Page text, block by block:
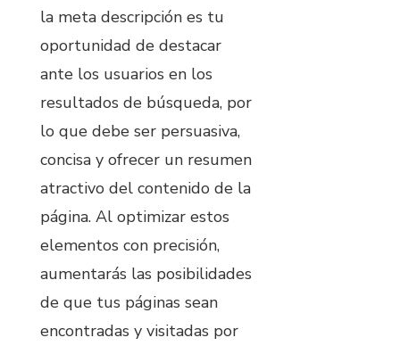
la meta descripción es tu
oportunidad de destacar
ante los usuarios en los
resultados de búsqueda, por
lo que debe ser persuasiva,
concisa y ofrecer un resumen
atractivo del contenido de la
página. Al optimizar estos
elementos con precisión,
aumentarás las posibilidades
de que tus páginas sean
encontradas y visitadas por